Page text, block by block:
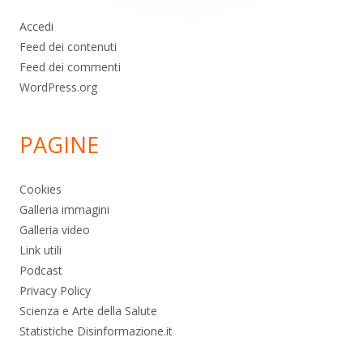
Accedi
Feed dei contenuti
Feed dei commenti
WordPress.org
PAGINE
Cookies
Galleria immagini
Galleria video
Link utili
Podcast
Privacy Policy
Scienza e Arte della Salute
Statistiche Disinformazione.it